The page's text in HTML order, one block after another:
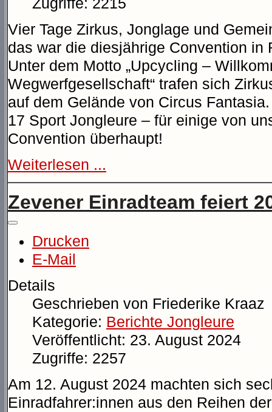
Zugriffe: 2215
Vier Tage Zirkus, Jonglage und
das war die diesjährige Convention in
Unter dem Motto „Upcycling –
Wegwerfgesellschaft“ trafen sich
auf dem Gelände von Circus
17 Sport Jongleure – für einige von
Convention überhaupt!
Weiterlesen ...
Zevener Einradteam feiert
Drucken
E-Mail
Details
Geschrieben von Friederike Kraaz
Kategorie: Berichte Jongleure
Veröffentlicht: 23. August 2024
Zugriffe: 2257
Am 12. August 2024 machten sich
Einradfahrer:innen aus den Reihen